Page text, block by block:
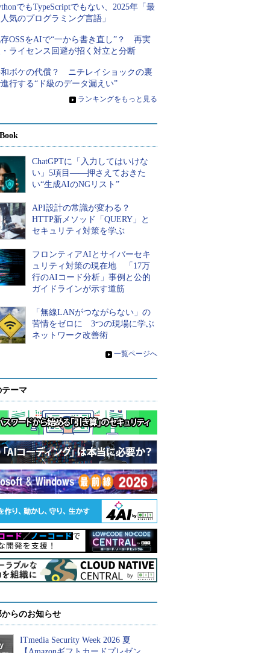
でもTypeScriptでもない、2025年「最
気のプログラミング言語」
OSSをAIで“一から書き直し”？ 再実
ライセンス回避が招く対立と分断
ボケの代償？ ニチレイショックの裏
行する“ド級のデータ漏えい”
» ランキングをもっと見る
ChatGPTに「入力してはいけな
い」5項目――押さえておきた
い“生成AIのNGリスト”
API設計の常識が変わる？
HTTP新メソッド「QUERY」と
セキュリティ対策を学ぶ
フロンティアAIとサイバーセキ
ュリティ対策の現在地 「17万
行のAIコード分析」事例と公的
ガイドラインが示す道筋
「無線LANがつながらない」の
苦情をゼロに 3つの現場に学ぶ
ネットワーク改善術
» 一覧ページへ
ーマ
らのお知らせ
ITmedia Security Week 2026 夏